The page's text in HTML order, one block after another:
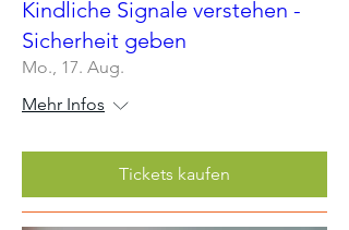
Kindliche Signale verstehen -
Sicherheit geben
Mo., 17. Aug.
Mehr Infos
Tickets kaufen